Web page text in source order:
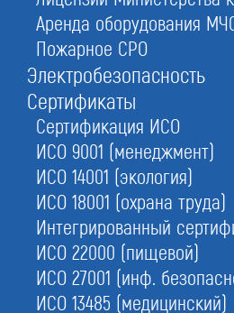
Аренда оборудования
Пожарное СРО
Электробезопасность
Сертификаты
Сертификация ИСО
ИСО 9001 (менеджмент)
ИСО 14001 (экология)
ИСО 18001 (охрана труда)
Интегрированный
ИСО 22000 (пищевой)
ИСО 27001 (инф.
ИСО 13485 (медицинский)
персональных данных.
Рейтинг 4/5
№348 в Российской федерации
№40 в Московской области
№37 в Москве
Ассоциация «Саморегулируемая
«Международное объединение
Обновлено
16.06.2026 06:32:47